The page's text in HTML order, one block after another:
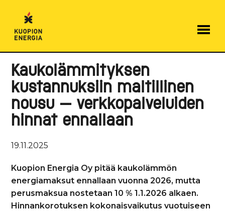
sisältöön
Kaukolämmityksen
kustannuksiin maltillinen
nousu – verkkopalveluiden
hinnat ennallaan
19.11.2025
Kuopion Energia Oy pitää kaukolämmön
energiamaksut ennallaan vuonna 2026, mutta
perusmaksua nostetaan 10 % 1.1.2026 alkaen.
Hinnankorotuksen kokonaisvaikutus vuotuiseen